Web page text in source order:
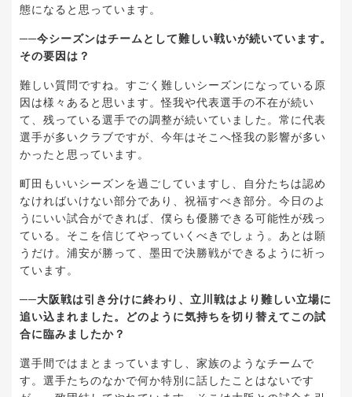
態になると思っています。
──今シーズンはチームとして難しい戦いが続いています。
その要因は？
難しい質問ですね。すごく難しいシーズンになっている原
因は様々あると思います。怪我や代表選手の不在が続い
て、残っている選手での調整が続いていました。常に代表
選手が多いクラブですが、今年はそこへ怪我の影響が多い
かったと思っています。
町田もいいシーズンを過ごしていますし、自分たちは認め
なければいけない部分であり、祝福すべき部分。今日のよ
うにいい試合ができれば、僕らも優勝できる可能性が残っ
ている。そこを信じてやっていくべきでしょう。あとは願
うだけ。浦安が勝って、墨田で決勝戦ができるように祈っ
ています。
──大阪戦は引き分けに終わり、立川戦はより難しい立場に
追い込まれました。どのように気持ちを切り替えてこの試
合に臨みましたか？
選手間ではまとまっていますし、家族のようなチームで
す。選手たちのなかで何か特別に話したことはないです